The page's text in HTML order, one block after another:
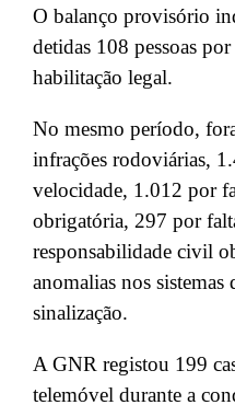
O balanço provisório
detidas 108 pessoas
habilitação legal.
No mesmo período,
infrações rodoviárias,
velocidade, 1.012 por
obrigatória, 297 por
responsabilidade civil
anomalias nos sistemas
sinalização.
A GNR registou 199
telemóvel durante a